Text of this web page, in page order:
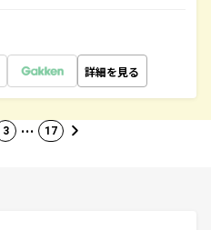
詳細を見る
3 … 17